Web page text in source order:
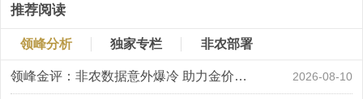
推荐阅读
领峰分析 独家专栏 非农部署
领峰金评：非农数据意外爆冷 助力金价大涨创新高 2026-08-10